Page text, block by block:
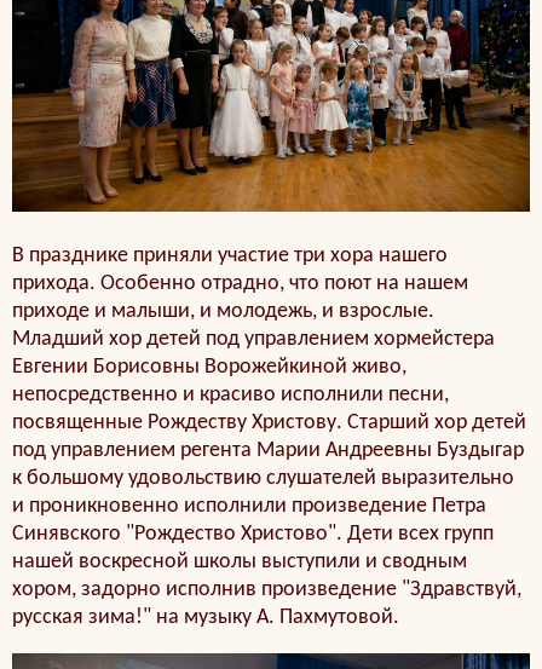
В празднике приняли участие три хора нашего
прихода. Особенно отрадно, что поют на нашем
приходе и малыши, и молодежь, и взрослые.
Младший хор детей под управлением хормейстера
Евгении Борисовны Ворожейкиной живо,
непосредственно и красиво исполнили песни,
посвященные Рождеству Христову. Старший хор детей
под управлением регента Марии Андреевны Буздыгар
к большому удовольствию слушателей выразительно
и проникновенно исполнили произведение Петра
Синявского "Рождество Христово". Дети всех групп
нашей воскресной школы выступили и сводным
хором, задорно исполнив произведение "Здравствуй,
русская зима!" на музыку А. Пахмутовой.